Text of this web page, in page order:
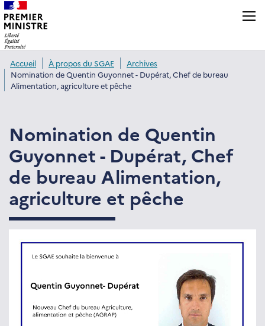
Panneau de gestion des cookies
Accueil À propos du SGAE
Archives
Nomination de Quentin Guyonnet - Dupérat, Chef de bureau
Alimentation, agriculture et pêche
Nomination de Quentin
Guyonnet - Dupérat, Chef
de bureau Alimentation,
agriculture et pêche